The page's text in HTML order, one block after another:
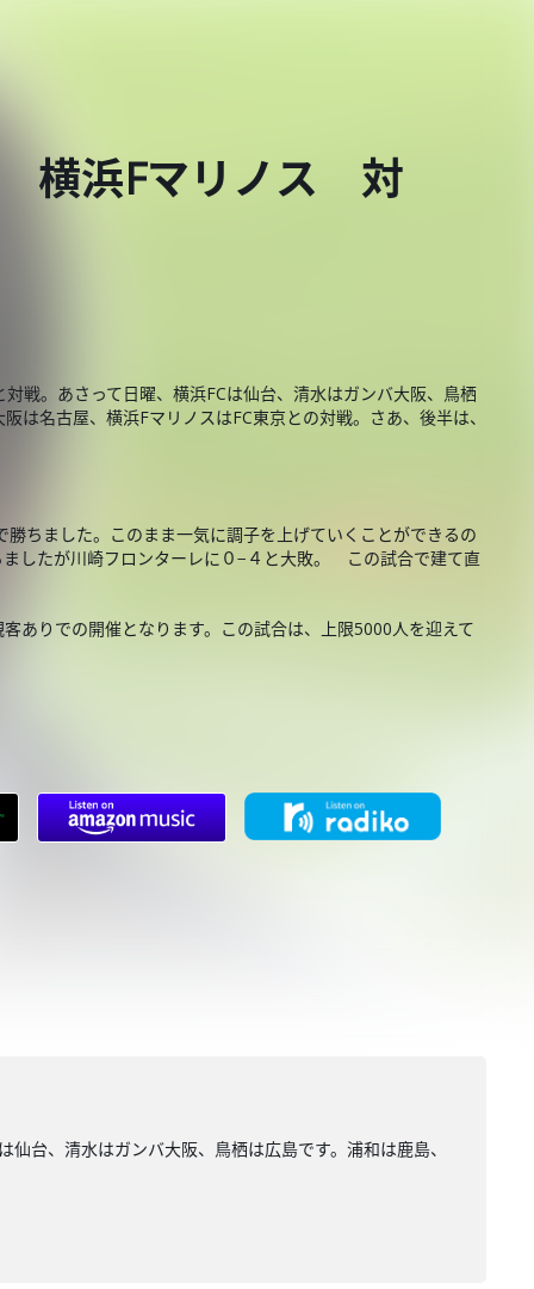
横浜Fマリノス 対
戦。あさって日曜、横浜FCは仙台、清水はガンバ大阪、鳥栖
は名古屋、横浜FマリノスはFC東京との対戦。さあ、後半は、
ちました。このまま一気に調子を上げていくことができるの
したが川崎フロンターレに０−４と大敗。 この試合で建て直
ありでの開催となります。この試合は、上限5000人を迎えて
台、清水はガンバ大阪、鳥栖は広島です。浦和は鹿島、